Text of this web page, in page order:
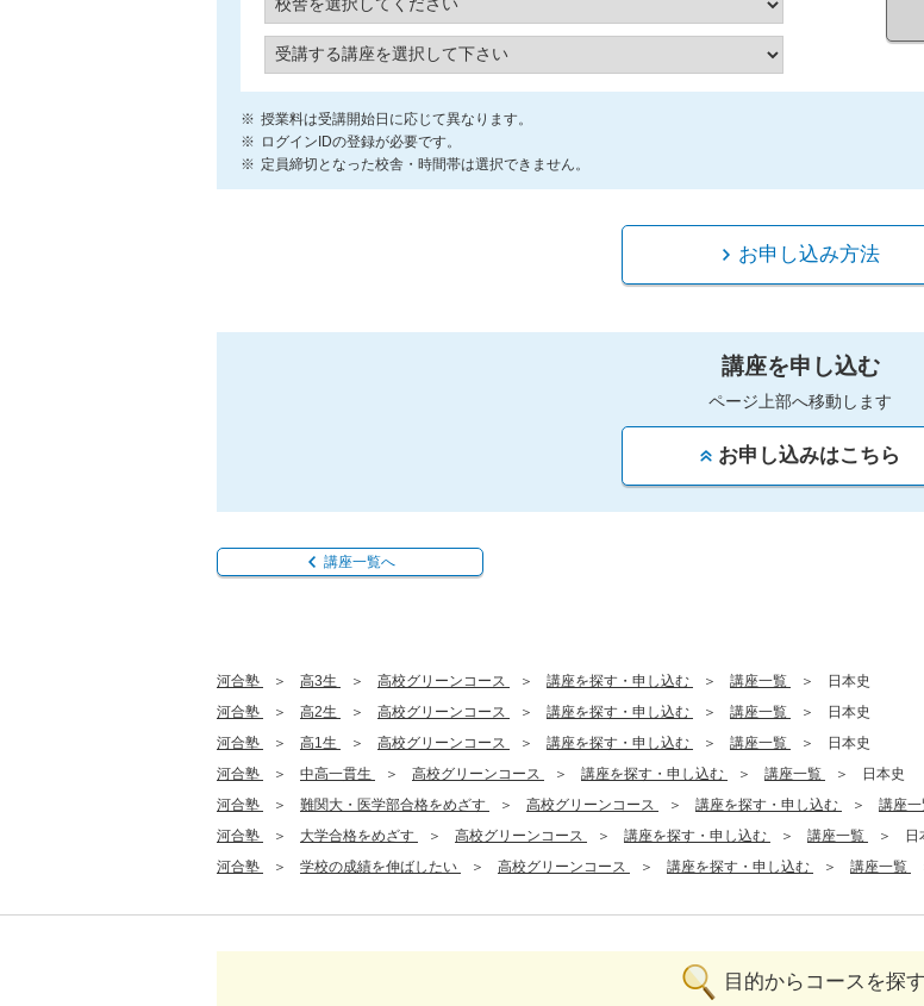
授業料は受講開始日に応じて異なります。
ログインIDの登録が必要です。
定員締切となった校舎・時間帯は選択できません。
お申し込み方法
講座を申し込む
ページ上部へ移動します
お申し込みはこちら
講座一覧へ
河合塾 高3生 高校グリーンコース 講座を探す・申し込む 講座一覧
日本史
河合塾
高2生 高校グリーンコース 講座を探す・申し込む 講座一覧
日本史
河合塾
高1生 高校グリーンコース 講座を探す・申し込む 講座一覧
日本史
河合塾
中高一貫生 高校グリーンコース 講座を探す・申し込む 講座一覧
日本史
河合塾
難関大・医学部合格をめざす 高校グリーンコース 講座を探す・申し込む 講座
河合塾
大学合格をめざす 高校グリーンコース 講座を探す・申し込む 講座一覧
日
河合塾
学校の成績を伸ばしたい 高校グリーンコース 講座を探す・申し込む 講座一覧
目的からコースを探す